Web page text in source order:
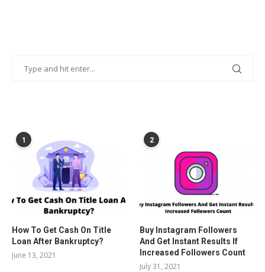
1
How To Get Cash On Title
Loan After Bankruptcy?
June 13, 2021
2
Buy Instagram Followers
And Get Instant Results If
Increased Followers Count
July 31, 2021